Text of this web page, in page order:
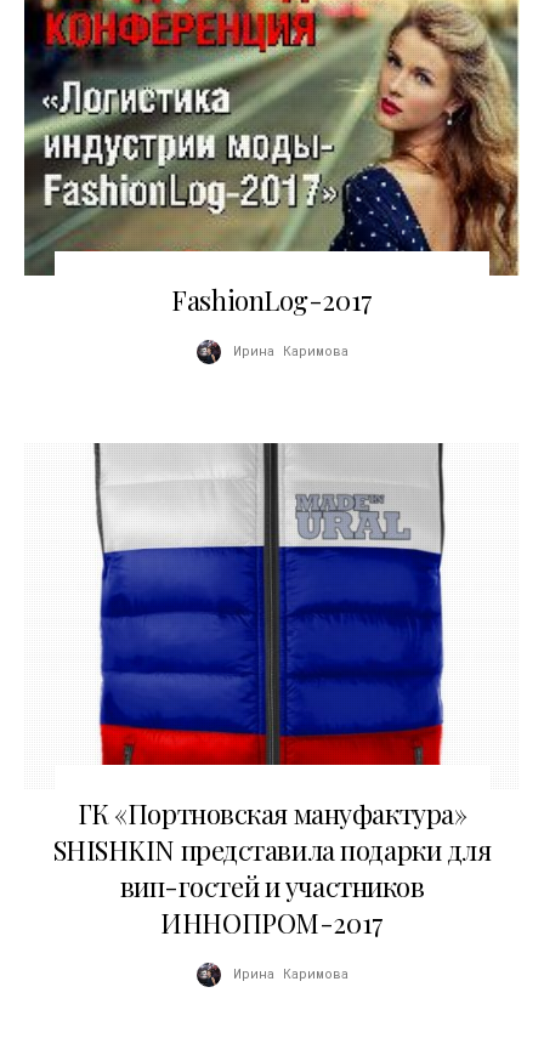
FashionLog-2017
Ирина Каримова
12.07.2017
ГК «Портновская мануфактура»
SHISHKIN представила подарки для
вип-гостей и участников
ИННОПРОМ-2017
Ирина Каримова